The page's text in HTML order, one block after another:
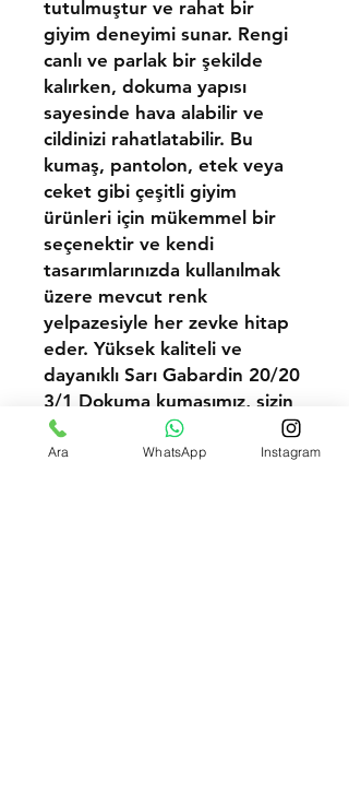
tutulmuştur ve rahat bir
giyim deneyimi sunar. Rengi
canlı ve parlak bir şekilde
kalırken, dokuma yapısı
sayesinde hava alabilir ve
cildinizi rahatlatabilir. Bu
kumaş, pantolon, etek veya
ceket gibi çeşitli giyim
ürünleri için mükemmel bir
seçenektir ve kendi
tasarımlarınızda kullanılmak
üzere mevcut renk
yelpazesiyle her zevke hitap
eder. Yüksek kaliteli ve
dayanıklı Sarı Gabardin 20/20
3/1 Dokuma kumaşımız, sizin
ve müşterilerinizin ihtiyaçlarını
karşılamak için mükemmel bir
Ara WhatsApp Instagram